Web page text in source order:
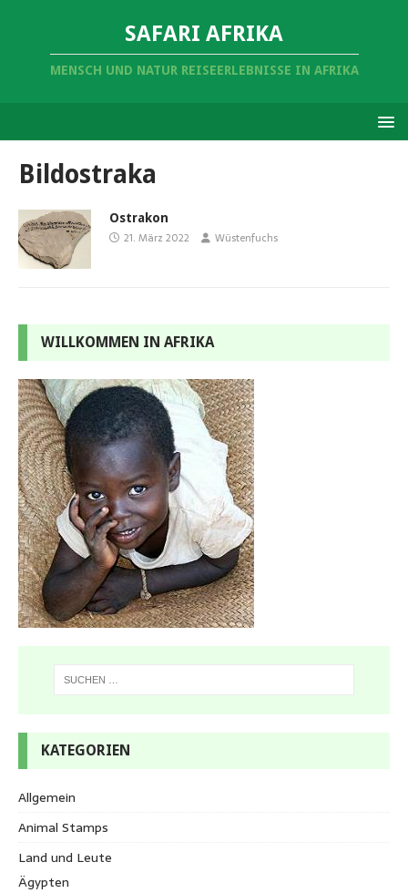
SAFARI AFRIKA
MENSCH UND NATUR REISEERLEBNISSE IN AFRIKA
Bildostraka
Ostrakon
21. März 2022 Wüstenfuchs
WILLKOMMEN IN AFRIKA
KATEGORIEN
Allgemein
Animal Stamps
Land und Leute
Ägypten